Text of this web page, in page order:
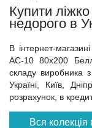
Купити
недорого в
В інтернет-
АС-10 80x200
складу виробника
Україні, Київ,
розрахунок, в
Вся